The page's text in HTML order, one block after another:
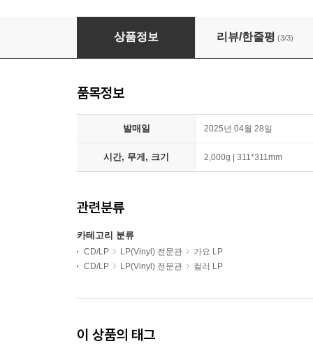
로제(ROSÉ) - ROSÉ first studio album
상품정보 리뷰/한줄평 (3/3)
품목정보
발매일 2025년 04월 28일
시간, 무게, 크기 2,000g | 311*311mm
관련분류
카테고리 분류
CD/LP LP(Vinyl) 전문관
가요 LP
CD/LP
LP(Vinyl) 전문관 컬러 LP
이 상품의 태그